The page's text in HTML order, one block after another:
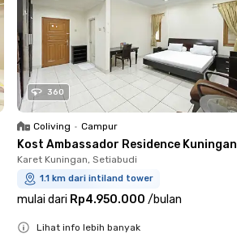
360
Coliving • Campur
Kost Ambassador Residence Kuningan
Karet Kuningan, Setiabudi
1.1 km dari intiland tower
mulai dari Rp4.950.000 /bulan
Lihat info lebih banyak